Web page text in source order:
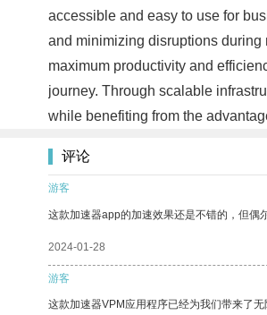
accessible and easy to use for
and minimizing disruptions
maximum productivity and
journey. Through scalable
while benefiting from the
评论
游客
这款加速器app的加速效果还是不错的，但偶
2024-01-28
游客
这款加速器VPM应用程序已经为我们带来了无